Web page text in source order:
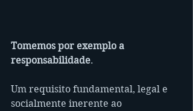
Tomemos por exemplo a
responsabilidade.
Um requisito fundamental, legal e
socialmente inerente ao